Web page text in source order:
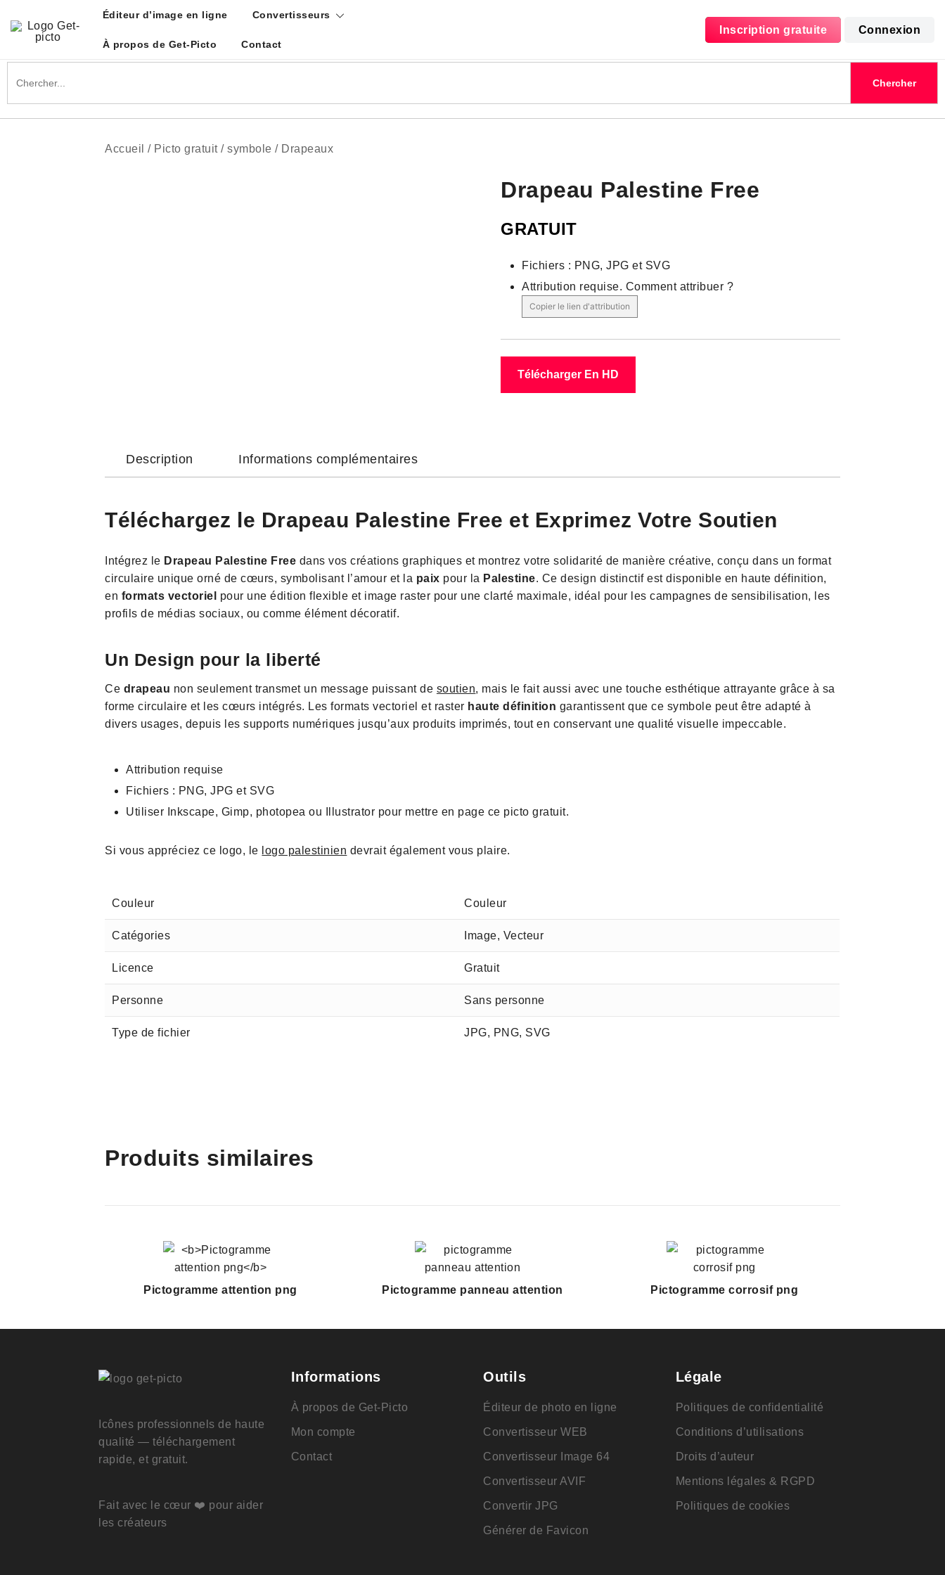
content
Éditeur d’image en ligne Convertisseurs
À propos de Get-Picto Contact
Inscription gratuite Connexion
Search
for:
Accueil / Picto gratuit/symbole / Drapeaux
Drapeau Palestine Free
GRATUIT
Fichiers : PNG, JPG et SVG
Attribution requise. Comment attribuer ?
Copier le lien d'attribution
Télécharger En HD
Description Informations complémentaires
Téléchargez le Drapeau Palestine Free et Exprimez Votre Soutien
Intégrez le Drapeau Palestine Free dans vos créations graphiques et montrez votre solidarité de manière créative, conçu dans un format
circulaire unique orné de cœurs, symbolisant l’amour et la paix pour la Palestine. Ce design distinctif est disponible en haute définition,
en formats vectoriel
pour une édition flexible et image raster pour une clarté maximale, idéal pour les campagnes de sensibilisation, les
profils de médias sociaux, ou comme élément décoratif.
Un Design pour la liberté
Ce drapeau non seulement transmet un message puissant de soutien, mais le fait aussi avec une touche esthétique attrayante grâce à sa
forme circulaire et les cœurs intégrés. Les formats vectoriel et raster haute définition garantissent que ce symbole peut être adapté à
divers usages, depuis les supports numériques jusqu’aux produits imprimés, tout en conservant une qualité visuelle impeccable.
Attribution requise
Fichiers : PNG, JPG et SVG
Utiliser Inkscape, Gimp, photopea ou Illustrator pour mettre en page ce picto gratuit.
Si vous appréciez ce logo, le logo palestinien devrait également vous plaire.
Couleur Couleur
Catégories Image, Vecteur
Licence Gratuit
Personne Sans personne
Type de fichier JPG, PNG, SVG
Produits similaires
Pictogramme attention png Pictogramme panneau attention Pictogramme corrosif png
Icônes professionnels de haute
qualité — téléchargement
rapide, et gratuit.
Fait avec le cœur ❤️ pour aider
les créateurs
Informations
À propos de Get-Picto
Mon compte
Contact
Outils
Éditeur de photo en ligne
Convertisseur WEB
Convertisseur Image 64
Convertisseur AVIF
Convertir JPG
Générer de Favicon
Légale
Politiques de confidentialité
Conditions d’utilisations
Droits d’auteur
Mentions légales & RGPD
Politiques de cookies